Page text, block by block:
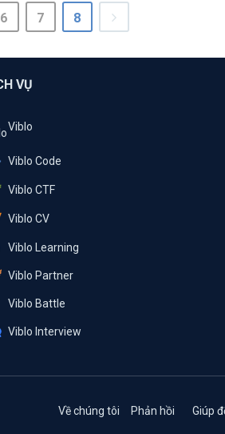
6 7 8
VỤ
Viblo
Viblo Code
Viblo CTF
Viblo CV
Viblo Learning
Viblo Partner
Viblo Battle
Viblo Interview
Về chúng tôi Phản hồi Giúp